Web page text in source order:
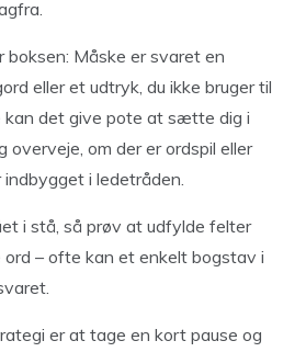
Måske er svaret en
eller et udtryk, du ikke bruger til
kan det give pote at sætte dig i
om der er ordspil eller
i ledetråden.
i stå, så prøv at udfylde felter
– ofte kan et enkelt bogstav i
er at tage en kort pause og